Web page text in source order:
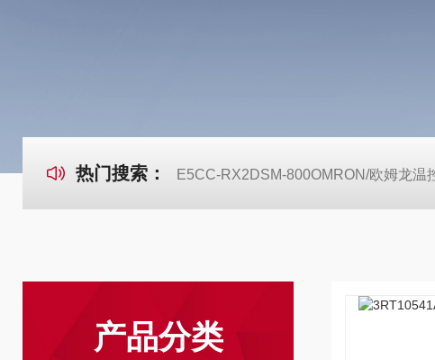
热门搜索： E5CC-RX2DSM-800OMRON/欧姆龙温
产品分类